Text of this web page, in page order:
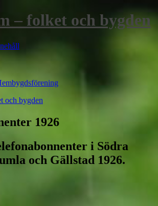
– folket och bygden
1926
i Södra
och Gällstad 1926.